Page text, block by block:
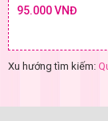
95.000 VNĐ
Xu hướng tìm kiếm: